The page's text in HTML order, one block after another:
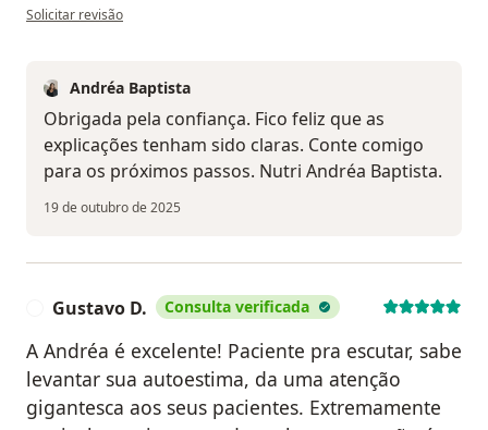
na opinião do utilizador Wanderson Jofre Ferreira
Solicitar revisão
Andréa Baptista
Obrigada pela confiança. Fico feliz que as
explicações tenham sido claras. Conte comigo
para os próximos passos. Nutri Andréa Baptista.
19 de outubro de 2025
Gustavo D. Consulta verificada
A Andréa é excelente! Paciente pra escutar, sabe
levantar sua autoestima, da uma atenção
gigantesca aos seus pacientes. Extremamente